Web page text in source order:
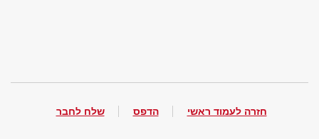
חזרה לעמוד ראשי הדפס שלח לחבר